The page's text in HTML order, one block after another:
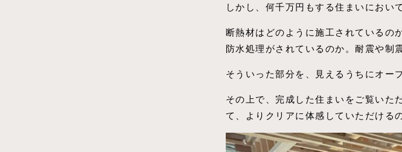
しかし、何千万円もする住まいにおい
断熱材はどのように施工されているの
防水処理がされているのか。耐震や制
そういった部分を、見えるうちにオー
その上で、完成した住まいをご覧いた
て、よりクリアに体感していただける